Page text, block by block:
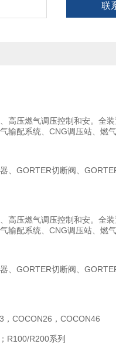
联
高压燃气调压控制和安。全
输配系统、CNG调压站、燃
、GORTER切断阀、
高压燃气调压控制和安。全
输配系统、CNG调压站、燃
、GORTER切断阀、
COCON26，COCON46
R100/R200系列